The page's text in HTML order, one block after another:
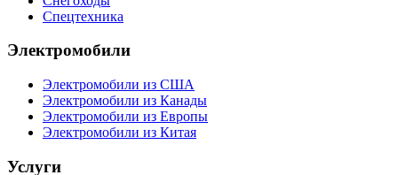
Спецтехника
Электромобили
Электромобили из США
Электромобили из Канады
Электромобили из Европы
Электромобили из Китая
Услуги